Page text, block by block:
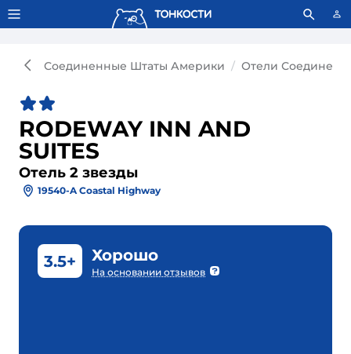
Тонкости используют сookie-файлы. Что это значит?
Соединенные Штаты Америки Отели
RODEWAY INN AND
SUITES
Отель 2 звезды
19540-A Coastal Highway
3.5+ Хорошо
На основании отзывов